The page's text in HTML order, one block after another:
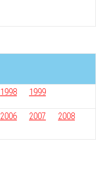
1998 1999
2006 2007
2008